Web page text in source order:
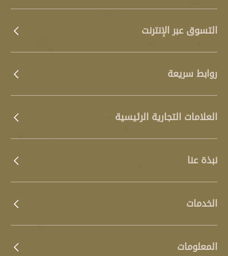
التسوق عبر الإنترنت
روابط سريعة
العلامات التجارية الرئيسية
نبذة عنا
الخدمات
المعلومات